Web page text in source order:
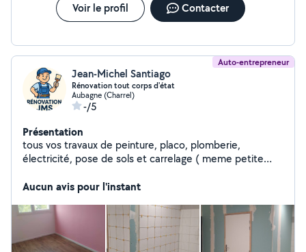
Voir le profil Contacter
Auto-entrepreneur
Jean-Michel Santiago
Rénovation tout corps d'état
Aubagne (Charrel)
-/5
Présentation
tous vos travaux de peinture, placo, plomberie,
électricité, pose de sols et carrelage ( meme petite
demande .
Aucun avis pour l'instant